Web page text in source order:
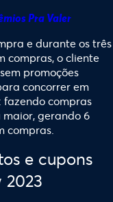
Pra Valer
e durante os três
compras, o cliente
promoções
concorrer em
fazendo compras
gerando 6
compras
e cupons